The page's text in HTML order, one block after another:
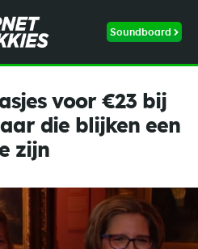
Soundboard
voor €23 bij
die blijken een
zijn